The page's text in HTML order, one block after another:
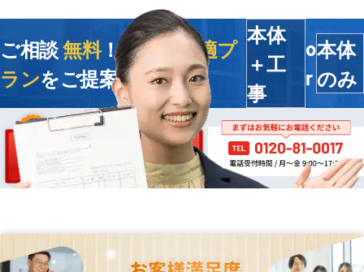
ご相談無料！今すぐ
最適プ
ランをご提案します
本体
＋工
事
o
r
本体
のみ